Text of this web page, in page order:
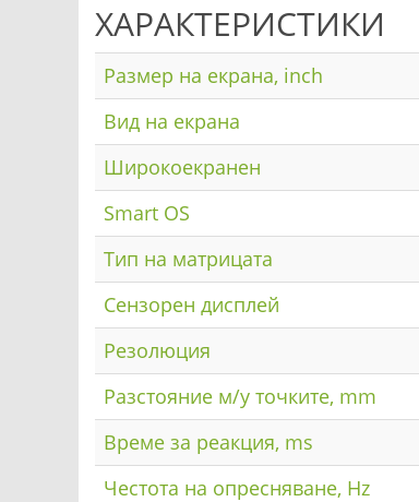
ХАРАКТЕРИСТИКИ
Размер на екрана, inch
Вид на екрана
Широкоекранен
Smart OS
Тип на матрицата
Сензорен дисплей
Резолюция
Разстояние м/у точките, mm
Време за реакция, ms
Честота на опресняване, Hz